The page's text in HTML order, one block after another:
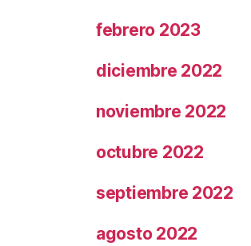
febrero 2023
diciembre 2022
noviembre 2022
octubre 2022
septiembre 2022
agosto 2022